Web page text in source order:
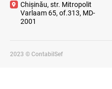
Chișinău, str. Mitropolit
Varlaam 65, of.313, MD-
2001
2023 © ContabilSef